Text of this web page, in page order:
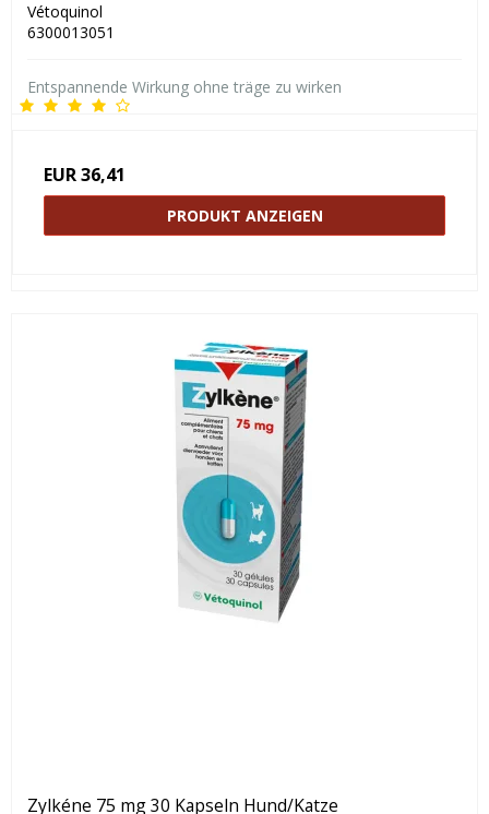
Vétoquinol
6300013051
Entspannende Wirkung ohne träge zu wirken
EUR 36,41
PRODUKT ANZEIGEN
Zylkéne 75 mg 30 Kapseln Hund/Katze